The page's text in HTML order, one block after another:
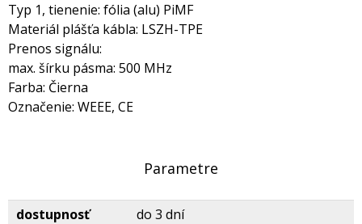
Typ 1, tienenie: fólia (alu) PiMF
Materiál plášťa kábla: LSZH-TPE
Prenos signálu:
max. šírku pásma: 500 MHz
Farba: Čierna
Označenie: WEEE, CE
Parametre
dostupnosť do 3 dní